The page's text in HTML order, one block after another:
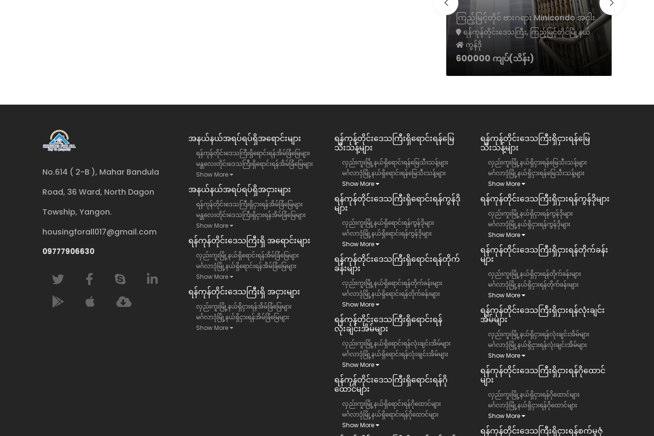
ကြည့်မြင့်တိုင် ဗားဂရား Minicondo အငှါး
ရန်ကုန်တိုင်းဒေသကြီး, ကြည့်မြင့်တိုင်မြို့နယ်
ကွန်ဒို
600000 ကျပ်(သိန်း)
No.614 ( 2-B ), Mahar Bandula
Road, 36 Ward, North Dagon
Towship, Yangon.
housingforall017@gmail.com
09777906630
အနယ်နယ်အရပ်ရပ်ရှိအရောင်းများ
ရန်ကုန်တိုင်းဒေသကြီးရှိရောင်းရန်အိမ်ခြံမြေများ
မန္တလေးတိုင်းဒေသကြီးရှိရောင်းရန်အိမ်ခြံမြေများ
Show More
အနယ်နယ်အရပ်ရပ်ရှိအငှားများ
ရန်ကုန်တိုင်းဒေသကြီးရှိငှားရန်အိမ်ခြံမြေများ
မန္တလေးတိုင်းဒေသကြီးရှိငှားရန်အိမ်ခြံမြေများ
Show More
ရန်​ကုန်တိုင်းဒေသကြီး​ရှိ အရောင်းများ
လှည်းကူးမြို့နယ်ရှိရောင်းရန်အိမ်ခြံမြေများ
မင်္ဂလာဒုံမြို့နယ်ရှိရောင်းရန်အိမ်ခြံမြေများ
Show More
ရန်​ကုန်တိုင်းဒေသကြီး​ရှိ အငှားများ
လှည်းကူးမြို့နယ်ရှိငှားရန်အိမ်ခြံမြေများ
မင်္ဂလာဒုံမြို့နယ်ရှိငှားရန်အိမ်ခြံမြေများ
Show More
ရန်ကုန်တိုင်းဒေသကြီး​ရှိရောင်းရန်မြေ
သီးသန့်များ
လှည်းကူးမြို့နယ်ရှိရောင်းရန်မြေသီးသန့်များ
မင်္ဂလာဒုံမြို့နယ်ရှိရောင်းရန်မြေသီးသန့်များ
Show More
ရန်ကုန်တိုင်းဒေသကြီး​ရှိရောင်းရန်ကွန်ဒို
များ
လှည်းကူးမြို့နယ်ရှိရောင်းရန်ကွန်ဒိုများ
မင်္ဂလာဒုံမြို့နယ်ရှိရောင်းရန်ကွန်ဒိုများ
Show More
ရန်ကုန်တိုင်းဒေသကြီး​ရှိရောင်းရန်တိုက်
ခန်းများ
လှည်းကူးမြို့နယ်ရှိရောင်းရန်တိုက်ခန်းများ
မင်္ဂလာဒုံမြို့နယ်ရှိရောင်းရန်တိုက်ခန်းများ
Show More
ရန်ကုန်တိုင်းဒေသကြီး​ရှိရောင်းရန်
လုံးချင်းအိမ်များ
လှည်းကူးမြို့နယ်ရှိရောင်းရန်လုံးချင်းအိမ်များ
မင်္ဂလာဒုံမြို့နယ်ရှိရောင်းရန်လုံးချင်းအိမ်များ
Show More
ရန်ကုန်တိုင်းဒေသကြီး​ရှိရောင်းရန်ဂို
ထောင်များ
လှည်းကူးမြို့နယ်ရှိရောင်းရန်ဂိုထောင်များ
မင်္ဂလာဒုံမြို့နယ်ရှိရောင်းရန်ဂိုထောင်များ
Show More
ရန်ကုန်တိုင်းဒေသကြီး​​ရှိငှားရန်မြေ
သီးသန့်များ
လှည်းကူးမြို့နယ်ရှိငှားရန်မြေသီးသန့်များ
မင်္ဂလာဒုံမြို့နယ်ရှိငှားရန်မြေသီးသန့်များ
Show More
ရန်ကုန်တိုင်းဒေသကြီး​​ရှိငှားရန်ကွန်ဒိုများ
လှည်းကူးမြို့နယ်ရှိငှားရန်ကွန်ဒိုများ
မင်္ဂလာဒုံမြို့နယ်ရှိငှားရန်ကွန်ဒိုများ
Show More
ရန်ကုန်တိုင်းဒေသကြီး​​ရှိငှားရန်တိုက်ခန်း
များ
လှည်းကူးမြို့နယ်ရှိငှားရန်တိုက်ခန်းများ
မင်္ဂလာဒုံမြို့နယ်ရှိငှားရန်တိုက်ခန်းများ
Show More
ရန်ကုန်တိုင်းဒေသကြီး​​ရှိငှားရန်လုံးချင်း
အိမ်များ
လှည်းကူးမြို့နယ်ရှိငှားရန်လုံးချင်းအိမ်များ
မင်္ဂလာဒုံမြို့နယ်ရှိငှားရန်လုံးချင်းအိမ်များ
Show More
ရန်ကုန်တိုင်းဒေသကြီး​​ရှိငှားရန်ဂိုထောင်
များ
လှည်းကူးမြို့နယ်ရှိငှားရန်ဂိုထောင်များ
မင်္ဂလာဒုံမြို့နယ်ရှိငှားရန်ဂိုထောင်များ
Show More
ရန်ကုန်တိုင်းဒေသကြီး​​ရှိငှားရန်စက်မှုဇုံ